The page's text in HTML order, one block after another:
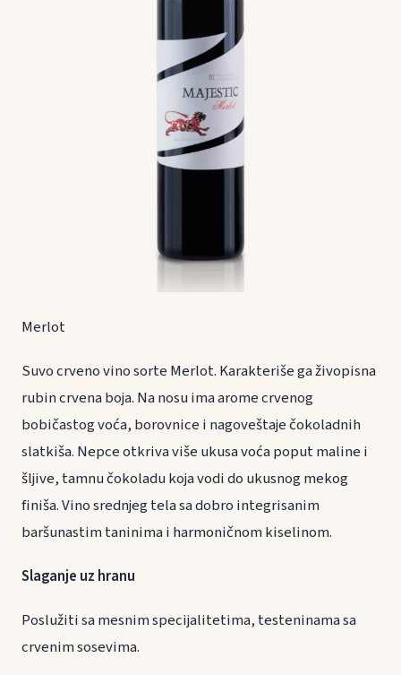
Merlot
Suvo crveno vino sorte Merlot. Karakteriše ga živopisna
rubin crvena boja. Na nosu ima arome crvenog
bobičastog voća, borovnice i nagoveštaje čokoladnih
slatkiša. Nepce otkriva više ukusa voća poput maline i
šljive, tamnu čokoladu koja vodi do ukusnog mekog
finiša. Vino srednjeg tela sa dobro integrisanim
baršunastim taninima i harmoničnom kiselinom.
Slaganje uz hranu
Poslužiti sa mesnim specijalitetima, testeninama sa
crvenim sosevima.